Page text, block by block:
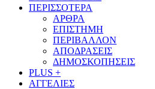
ΠΕΡΙΣΣΟΤΕΡΑ
ΑΡΘΡΑ
ΕΠΙΣΤΗΜΗ
ΠΕΡΙΒΑΛΛΟΝ
ΑΠΟΔΡΑΣΕΙΣ
ΔΗΜΟΣΚΟΠΗΣΕΙΣ
PLUS +
ΑΓΓΕΛΙΕΣ